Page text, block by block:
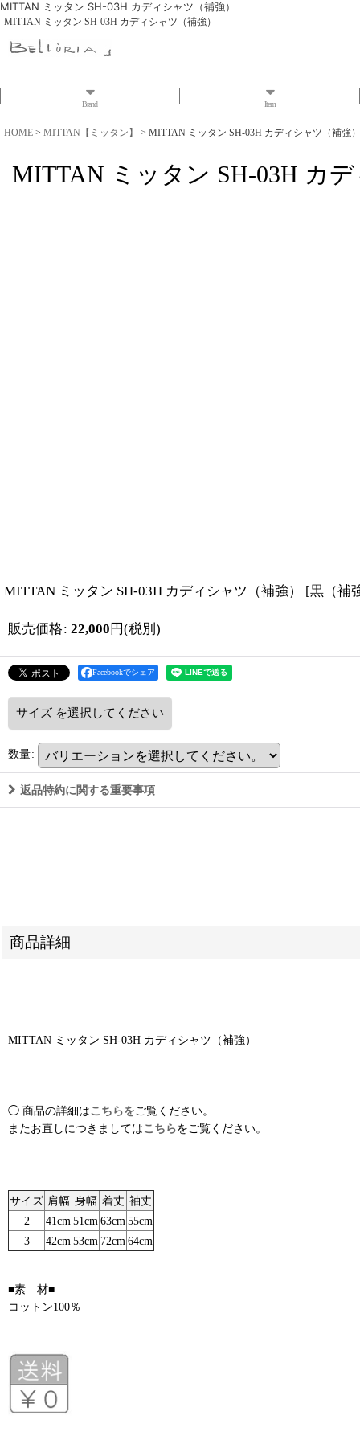
MITTAN ミッタン SH-03H カディシャツ（補強）
MITTAN ミッタン SH-03H カディシャツ（補強）
Brand Item
HOME > MITTAN【ミッタン】 > MITTAN ミッタン SH-03H カディシャツ（補強）
MITTAN ミッタン SH-03H カ
MITTAN ミッタン SH-03H カディシャツ（補強） [黒（補
販売価格: 22,000 円(税別)
Facebookでシェア
サイズ を選択してください
数量:
返品特約に関する重要事項
商品詳細
MITTAN ミッタン SH-03H カディシャツ（補強）
◯ 商品の詳細はこちらをご覧ください。
またお直しにつきましてはこちらをご覧ください。
サイズ 肩幅 身幅 着丈 袖丈
2
41cm 51cm 63cm 55cm
3
42cm 53cm 72cm 64cm
■素 材■
コットン100％